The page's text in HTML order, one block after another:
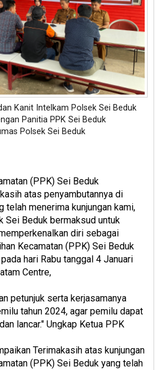
Kanit Intelkam Polsek Sei Beduk
Panitia PPK Sei Beduk
Polsek Sei Beduk
(PPK) Sei Beduk
atas penyambutannya di
telah menerima kunjungan kami,
Sei Beduk bermaksud untuk
diri sebagai
Kecamatan (PPK) Sei Beduk
hari Rabu tanggal 4 Januari
Centre,
petunjuk serta kerjasamanya
tahun 2024, agar pemilu dapat
lancar." Ungkap Ketua PPK
Terimakasih atas kunjungan
(PPK) Sei Beduk yang telah